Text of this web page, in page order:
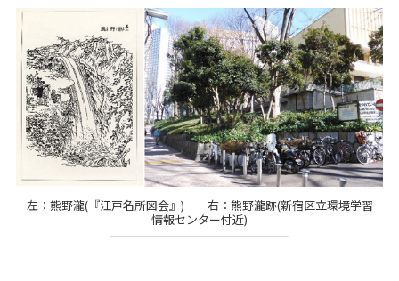
左：熊野瀧(『江戸名所図会』) 右：熊野瀧跡(新宿区立環境学習
情報センター付近)